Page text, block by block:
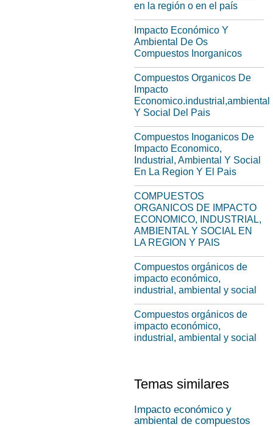
en la región o en el país
Impacto Económico Y
Ambiental De Os
Compuestos Inorganicos
Compuestos Organicos De
Impacto
Economico.industrial,ambiental
Y Social Del Pais
Compuestos Inoganicos De
Impacto Economico,
Industrial, Ambiental Y Social
En La Region Y El Pais
COMPUESTOS
ORGANICOS DE IMPACTO
ECONOMICO, INDUSTRIAL,
AMBIENTAL Y SOCIAL EN
LA REGION Y PAIS
Compuestos orgánicos de
impacto económico,
industrial, ambiental y social
Compuestos orgánicos de
impacto económico,
industrial, ambiental y social
Temas similares
Impacto económico y
ambiental de compuestos